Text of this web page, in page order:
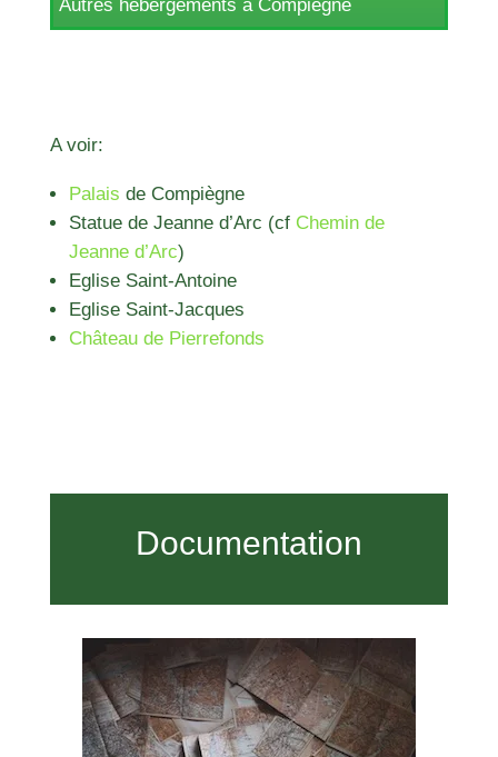
Autres hébergements à Compiègne
A voir:
Palais de Compiègne
Statue de Jeanne d’Arc (cf Chemin de
Jeanne d’Arc)
Eglise Saint-Antoine
Eglise Saint-Jacques
Château de Pierrefonds
Documentation